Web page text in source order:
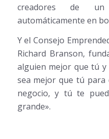
creadores de
automáticamente en
Y el Consejo
Richard Branson,
alguien mejor que tú y
sea mejor que tú para
negocio, y tú te
grande».